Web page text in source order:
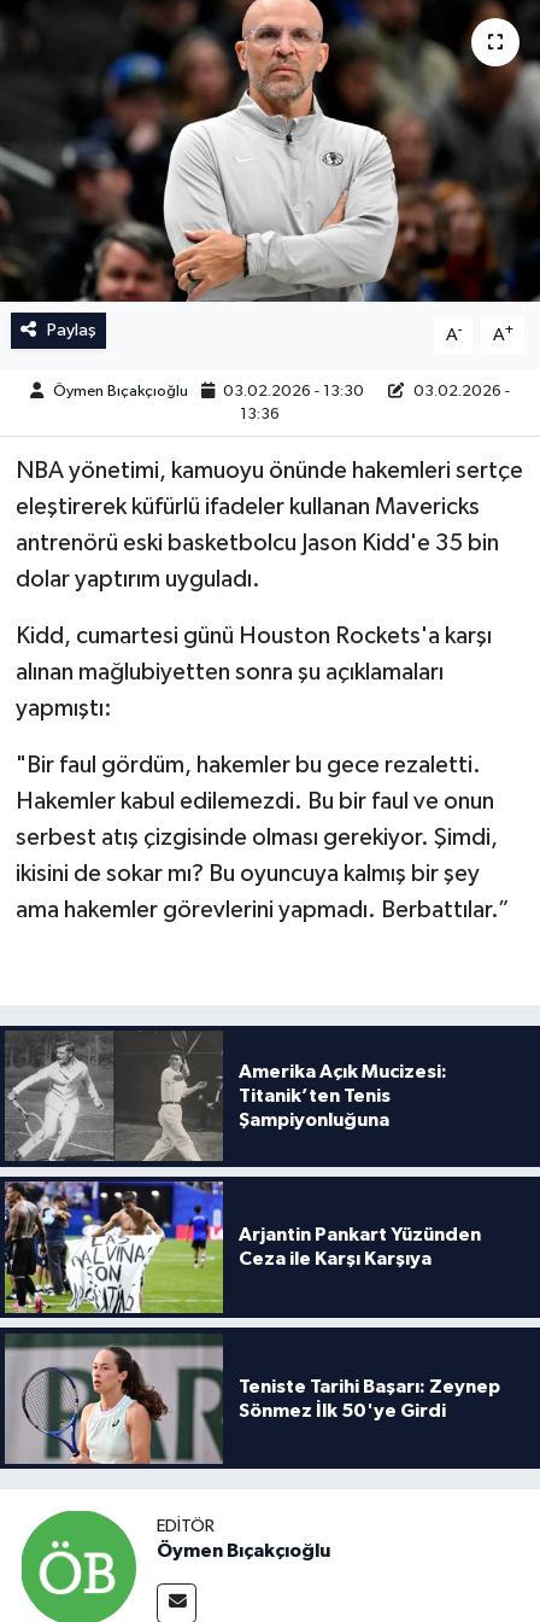
Paylaş A- A+
Öymen Bıçakçıoğlu 03.02.2026 - 13:30
03.02.2026 -
13:36
NBA yönetimi, kamuoyu önünde hakemleri sertçe
eleştirerek küfürlü ifadeler kullanan Mavericks
antrenörü eski basketbolcu Jason Kidd'e 35 bin
dolar yaptırım uyguladı.
Kidd, cumartesi günü Houston Rockets'a karşı
alınan mağlubiyetten sonra şu açıklamaları
yapmıştı:
"Bir faul gördüm, hakemler bu gece rezaletti.
Hakemler kabul edilemezdi. Bu bir faul ve onun
serbest atış çizgisinde olması gerekiyor. Şimdi,
ikisini de sokar mı? Bu oyuncuya kalmış bir şey
ama hakemler görevlerini yapmadı. Berbattılar.”
Amerika Açık Mucizesi:
Titanik’ten Tenis
Şampiyonluğuna
Arjantin Pankart Yüzünden
Ceza ile Karşı Karşıya
Teniste Tarihi Başarı: Zeynep
Sönmez İlk 50'ye Girdi
EDITÖR
Öymen Bıçakçıoğlu
İngiltere Premier Lig
Almanya Bundesliga
La Liga
Serie A
İngiltere Premier Lig
La Liga
Almanya Bundesliga
Serie A
Fransa Ligue 1
Eredevise
TFF 1.Lig
Diğer Futbol Ligleri
Türkiye Basketbol Ligi
Kadınlar Basketbol Ligi
Diğer Basketbol Ligleri
Formula 1
Atletizm
Hentbol
Bisiklet
Boks
Güreş
Halter
Motor Sporları
Su Sporları
Diğer Spor Dalları
Futbolcular